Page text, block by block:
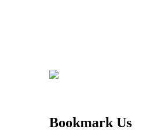
Bookmark Us